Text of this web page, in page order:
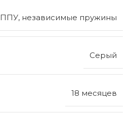
ППУ, независимые пружины
Серый
18 месяцев